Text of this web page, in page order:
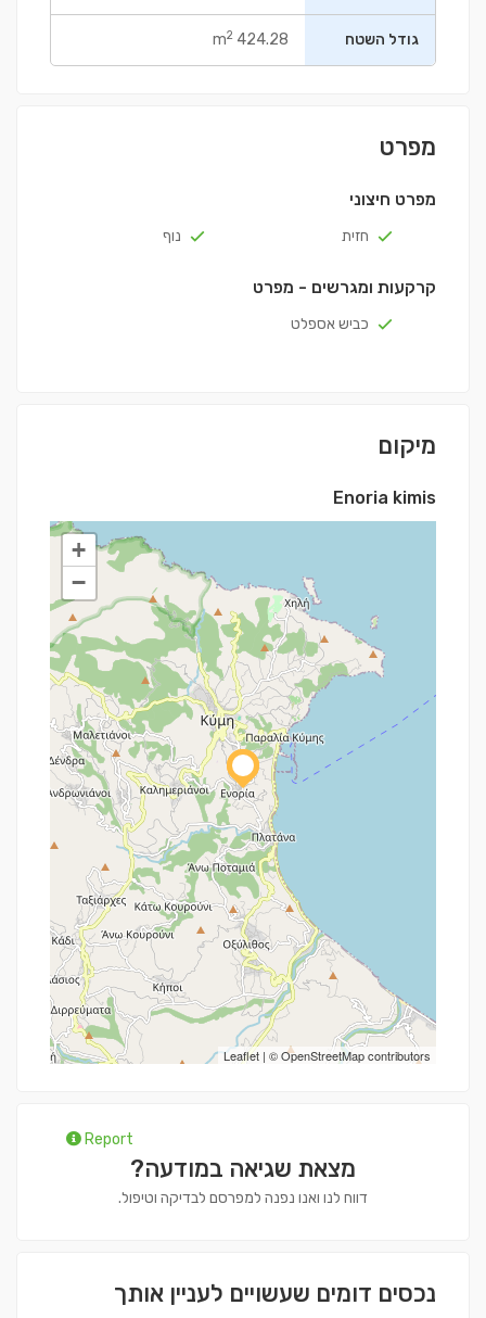
גודל השטח 424.28 m
2
מפרט
מפרט חיצוני
חזית נוף
קרקעות ומגרשים - מפרט
כביש אספלט
מיקום
Enoria kimis
+
−
Leaflet | ©OpenStreetMapcontributors
Report
מצאת שגיאה במודעה?
דווח לנו ואנו נפנה למפרסם לבדיקה וטיפול.
נכסים דומים שעשויים לעניין אותך